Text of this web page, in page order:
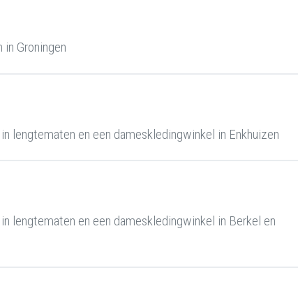
Groningen
lengtematen en een dameskledingwinkel in Enkhuizen
lengtematen en een dameskledingwinkel in Berkel en